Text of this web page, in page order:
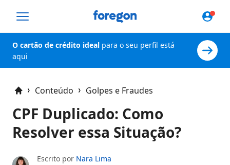
Foregon.com
O cartão de crédito ideal para o seu perfil está
aqui
HomeConteúdo Golpes e Fraudes
CPF Duplicado: Como
Resolver essa Situação?
Escrito por Nara Lima